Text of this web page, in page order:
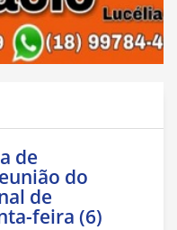
de
do
de
feira (6)